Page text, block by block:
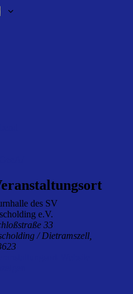
des SV
e.V.
33
/ Dietramszell